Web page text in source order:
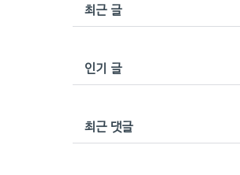
최근 글
인기 글
최근 댓글